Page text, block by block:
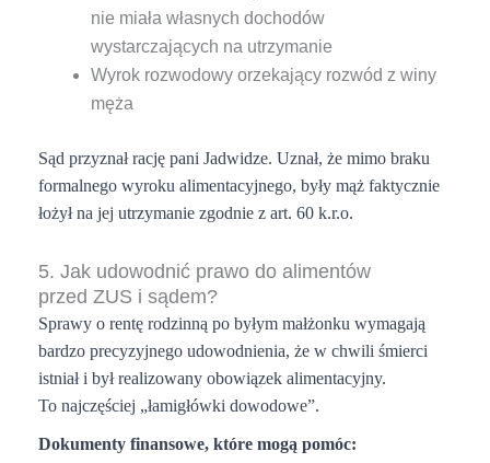
nie miała własnych dochodów
wystarczających na utrzymanie
Wyrok rozwodowy orzekający rozwód z winy
męża
Sąd przyznał rację pani Jadwidze. Uznał, że mimo braku
formalnego wyroku alimentacyjnego, były mąż faktycznie
łożył na jej utrzymanie zgodnie z art. 60 k.r.o.
5. Jak udowodnić prawo do alimentów
przed ZUS i sądem?
Sprawy o rentę rodzinną po byłym małżonku wymagają
bardzo precyzyjnego udowodnienia, że w chwili śmierci
istniał i był realizowany obowiązek alimentacyjny.
To najczęściej „łamigłówki dowodowe”.
Dokumenty finansowe, które mogą pomóc: